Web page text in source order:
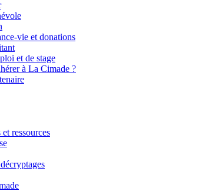
vie et donations
et de stage
à La Cimade ?
ressources